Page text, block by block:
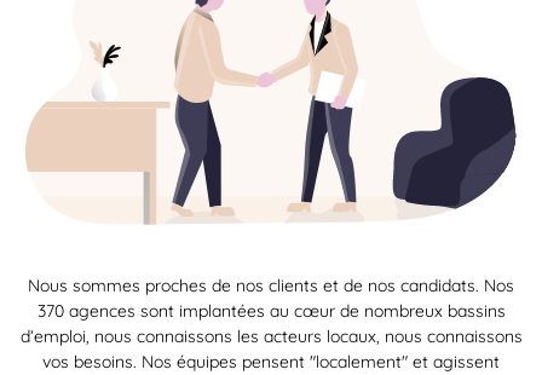
Nous sommes proches de nos clients et de nos candidats. Nos
370 agences sont implantées au cœur de nombreux bassins
d’emploi, nous connaissons les acteurs locaux, nous connaissons
vos besoins. Nos équipes pensent "localement" et agissent